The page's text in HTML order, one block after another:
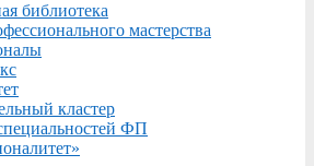
библиотека
мастерства
кластер
ФП